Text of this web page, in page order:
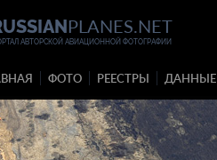
PLANES.NET
АВТОРСКОЙ АВИАЦИОННОЙ ФОТОГРАФИИ
ФОТО РЕЕСТРЫ ДАННЫЕ